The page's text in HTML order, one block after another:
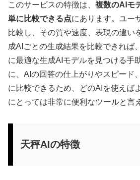
このサービスの特徴は、 複数のAIモ
単に比較できる点にあります。ユー
比較し、その質や速度、表現の違い
成AIごとの生成結果を比較できれば
に最適な生成AIモデルを見つける手
に、AIの回答の仕上がりやスピード
に比較できるため、どのAIを使えば
にとっては非常に便利なツールと言
天秤AIの特徴